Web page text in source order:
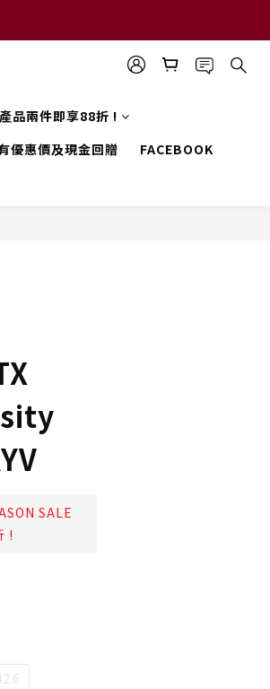
品兩件即享88折 !
優惠價及現金回贈
FACEBOOK
SALE
!